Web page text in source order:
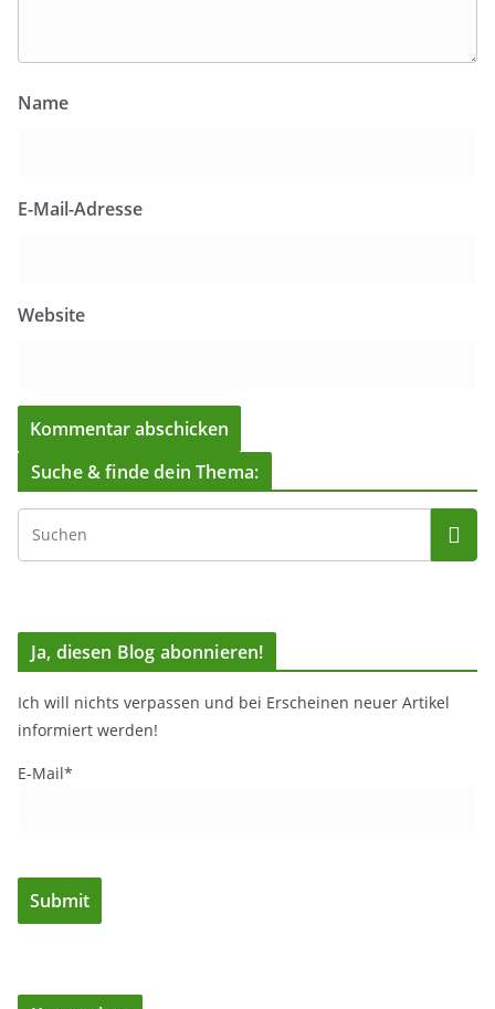
Name
E-Mail-Adresse
Website
Suche & finde dein Thema:
Ja, diesen Blog abonnieren!
Ich will nichts verpassen und bei Erscheinen neuer Artikel
informiert werden!
E-Mail*